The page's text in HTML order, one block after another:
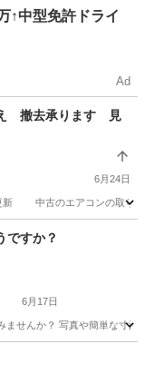
↑中型免許ドライ
Ad
撤去承ります 見
6月24日
中古のエアコンの取り
ですか？
6月17日
せんか？ 写真や簡単な寸